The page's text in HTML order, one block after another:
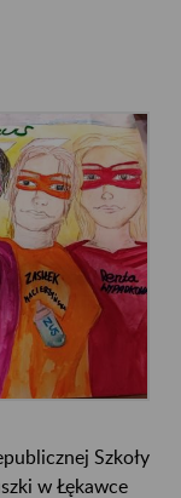
Szkoły
w Łękawce